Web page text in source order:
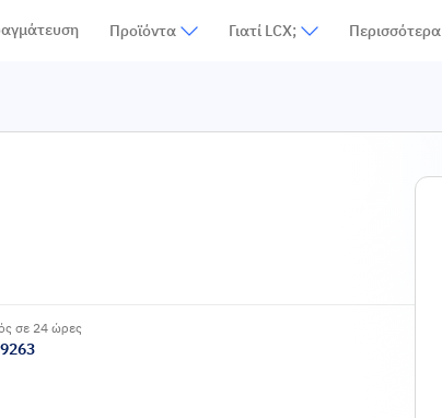
Προϊόντα Γιατί LCX; Περισσότερα
σε 24 ώρες